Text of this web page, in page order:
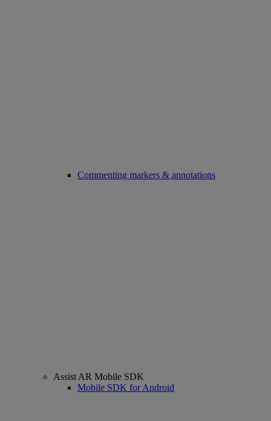
Commenting markers & annotations
Assist AR Mobile SDK
Mobile SDK for Android